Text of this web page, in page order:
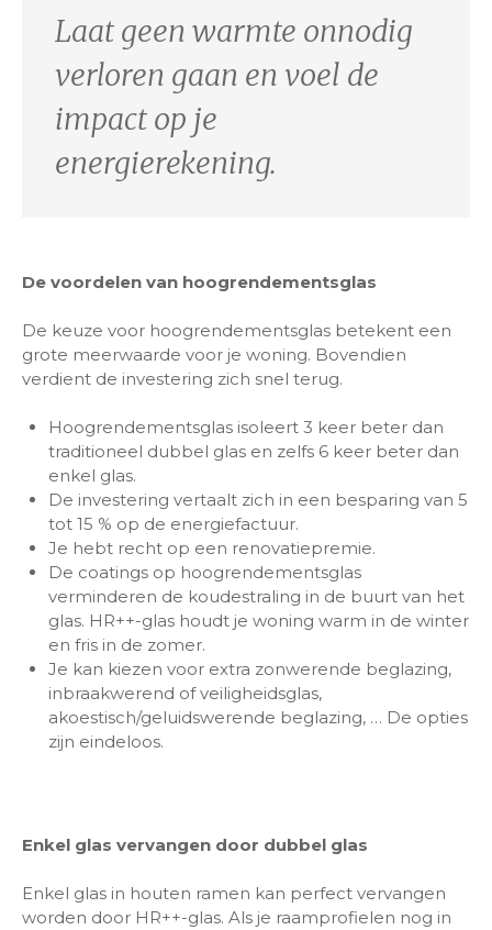
Laat geen warmte onnodig
verloren gaan en voel de
impact op je
energierekening.
De voordelen van hoogrendementsglas
De keuze voor hoogrendementsglas betekent een
grote meerwaarde voor je woning. Bovendien
verdient de investering zich snel terug.
Hoogrendementsglas isoleert 3 keer beter dan
traditioneel dubbel glas en zelfs 6 keer beter dan
enkel glas.
De investering vertaalt zich in een besparing van 5
tot 15 % op de energiefactuur.
Je hebt recht op een renovatiepremie.
De coatings op hoogrendementsglas
verminderen de koudestraling in de buurt van het
glas. HR++-glas houdt je woning warm in de winter
en fris in de zomer.
Je kan kiezen voor extra zonwerende beglazing,
inbraakwerend of veiligheidsglas,
akoestisch/geluidswerende beglazing, … De opties
zijn eindeloos.
Enkel glas vervangen door dubbel glas
Enkel glas in houten ramen kan perfect vervangen
worden door HR++-glas. Als je raamprofielen nog in